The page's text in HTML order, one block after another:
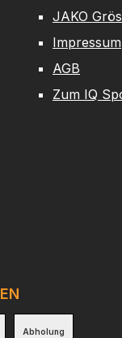
JAKO
Impressum
AGB
Zum IQ
Abholung